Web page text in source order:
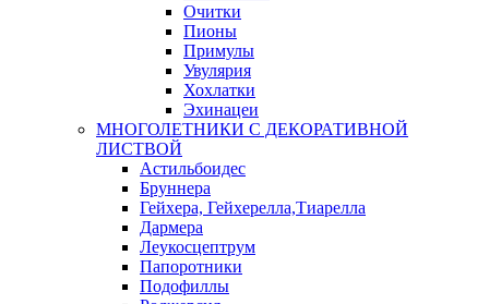
Очитки
Пионы
Примулы
Увулярия
Хохлатки
Эхинацеи
МНОГОЛЕТНИКИ С ДЕКОРАТИВНОЙ
ЛИСТВОЙ
Астильбоидес
Бруннера
Гейхера, Гейхерелла,Тиарелла
Дармера
Леукосцептрум
Папоротники
Подофиллы